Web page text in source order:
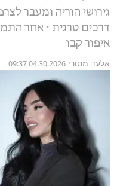
גירושי הוריה ומעבר
דרכים טרגית ⋅ אחר
איפור קבו
אלעד מסורי 04.30.2026 09:37